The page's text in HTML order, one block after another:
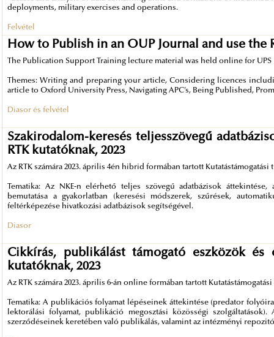
deployments, military exercises and operations.
Felvétel
How to Publish in an OUP Journal and use the
The Publication Support Training lecture material was held online for UPS
Themes: Writing and preparing your article, Considering licences
article to Oxford University Press, Navigating APC’s, Being Published,
Diasor és felvétel
Szakirodalom-keresés teljesszövegű
RTK kutatóknak, 2023
Az RTK számára 2023. április 4én hibrid formában tartott Kutatástámogatási
Tematika: Az NKE-n elérhető teljes szövegű adatbázisok
bemutatása a gyakorlatban (keresési módszerek, szűrések,
feltérképezése hivatkozási adatbázisok segítségével.
Diasor
Cikkírás, publikálást támogató eszközök és
kutatóknak, 2023
Az RTK számára 2023. április 6-án online formában tartott
Tematika: A publikációs folyamat lépéseinek áttekintése (predator
lektorálási folyamat, publikáció megosztási közösségi
szerződéseinek keretében való publikálás, valamint az intézményi